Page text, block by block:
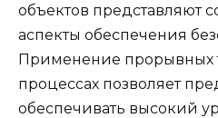
объектов представляют
аспекты обеспечения
Применение прорывных
процессах позволяет
обеспечивать высокий